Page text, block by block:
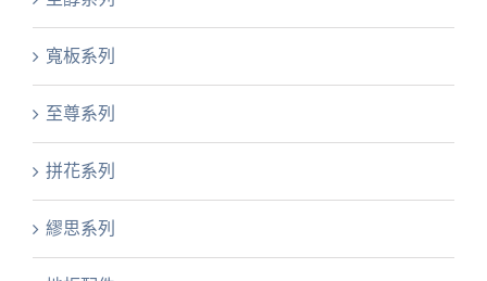
寬板系列
至尊系列
拼花系列
繆思系列